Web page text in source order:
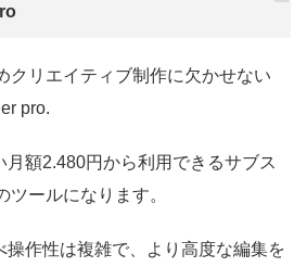
クリエイティブ制作に欠かせない
pro.
月額2.480円から利用できるサブス
ツールになります。
操作性は複雑で、より高度な編集を